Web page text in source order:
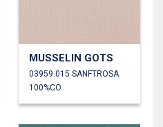
MUSSELIN GOTS
03959.015 SANFTROSA
100%CO